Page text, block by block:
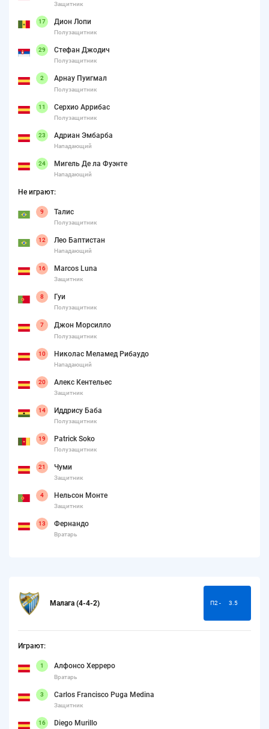
Защитник
17 Дион Лопи
Полузащитник
29 Стефан Джодич
Полузащитник
2 Арнау Пуигмал
Полузащитник
11 Серхио Аррибас
Полузащитник
23 Адриан Эмбарба
Нападающий
24 Мигель Де ла Фуэнте
Нападающий
Не играют:
9 Талис
Полузащитник
12 Лео Баптистан
Нападающий
16 Marcos Luna
Защитник
8 Гуи
Полузащитник
7 Джон Морсилло
Полузащитник
10 Николас Меламед Рибаудо
Нападающий
20 Алекс Кентельес
Защитник
14 Иддрису Баба
Полузащитник
19 Patrick Soko
Полузащитник
21 Чуми
Защитник
4 Нельсон Монте
Защитник
13 Фернандо
Вратарь
Малага (4-4-2) П2 - 3.5
Играют:
1 Алфонсо Херреро
Вратарь
3 Carlos Francisco Puga Medina
Защитник
16 Diego Murillo